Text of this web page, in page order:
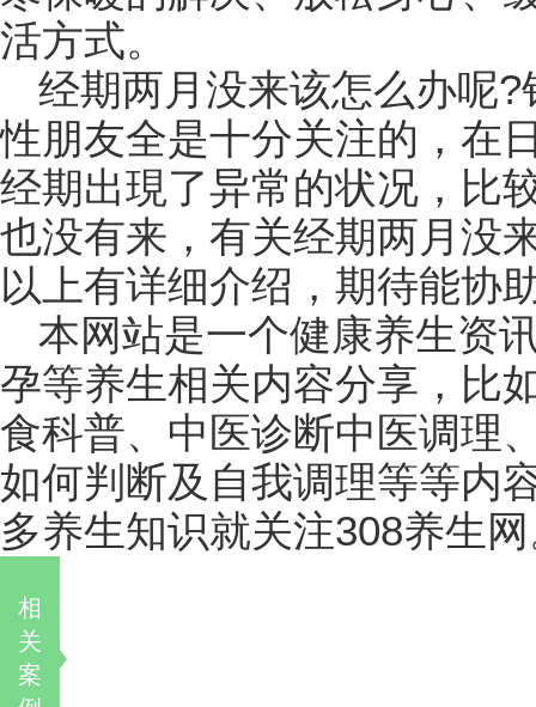
活方式。
经期两月没来该怎么办呢
性朋友全是十分关注的，在
经期出現了异常的状况，比
也没有来，有关经期两月没
以上有详细介绍，期待能协
本网站是一个健康养生资
孕等养生相关内容分享，比
食科普、中医诊断中医调理
如何判断及自我调理等等内
多养生知识就关注308养生
相
关
案